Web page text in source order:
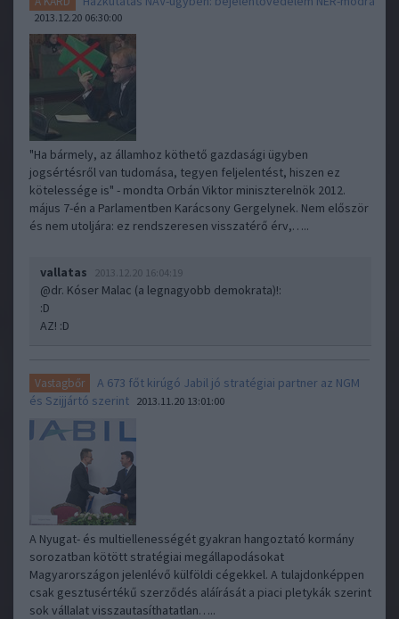
2013.12.20 06:30:00
"Ha bármely, az államhoz köthető gazdasági ügyben
jogsértésről van tudomása, tegyen feljelentést, hiszen ez
kötelessége is" - mondta Orbán Viktor miniszterelnök 2012.
május 7-én a Parlamentben Karácsony Gergelynek. Nem először
és nem utoljára: ez rendszeresen visszatérő érv,…..
vallatas 2013.12.20 16:04:19
@dr. Kóser Malac (a legnagyobb demokrata)!:
:D
AZ! :D
Vastagbőr
A 673 főt kirúgó Jabil jó stratégiai partner az NGM
és Szijjártó szerint 2013.11.20 13:01:00
A Nyugat- és multiellenességét gyakran hangoztató kormány
sorozatban kötött stratégiai megállapodásokat
Magyarországon jelenlévő külföldi cégekkel. A tulajdonképpen
csak gesztusértékű szerződés aláírását a piaci pletykák szerint
sok vállalat visszautasíthatatlan…..